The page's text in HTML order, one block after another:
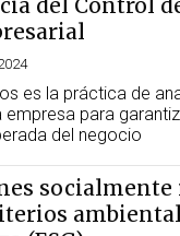
es la práctica de
para
del negocio
socialmente